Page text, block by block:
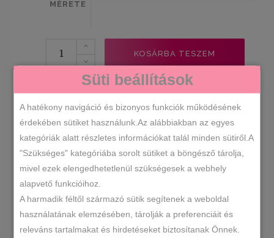
MÉRETE
mennyiség
KOSÁRBA TESZEM
KATEGÓRIÁK Műbőr,Női cipők
CÍMKÉK
ciklámen cipő,ciklámen slip on,fél
cipő,műbőr cipő ,pink cipő,pink
slip on ,slip on,sportcipő
LEÍRÁS
Süti beállítások
A hatékony navigáció és bizonyos funkciók működésének
érdekében sütiket használunk.Az alábbiakban az egyes
kategóriák alatt részletes információkat talál minden sütiről.A
"Szükséges" kategóriába sorolt sütiket a böngésző tárolja,
mivel ezek elengedhetetlenül szükségesek a webhely
alapvető funkcióihoz.
A harmadik féltől származó sütik segítenek a weboldal
használatának elemzésében, tárolják a preferenciáit és
releváns tartalmakat és hirdetéseket biztosítanak Önnek.